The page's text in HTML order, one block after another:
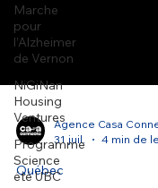
Marche
pour
l’Alzheimer
de Vernon
NiGiNan
Housing
Ventures
Programme
Science
été UBC